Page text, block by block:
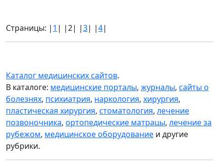
Страницы: | 1 | |2| |3| |4|
Каталог медицинских сайтов.
В каталоге: медицинские порталы, журналы, сайты о
болезнях, психиатрия, наркология, хирургия,
пластическая хирургия, стоматология, лечение
позвоночника, ортопедические матрацы, лечение за
рубежом, медицинское оборудование и другие
рубрики.